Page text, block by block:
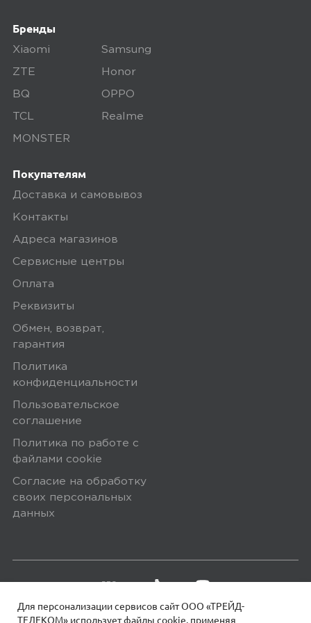
Для персонализации сервисов сайт ООО «ТРЕЙД-
ТЕЛЕКОМ» использует файлы сookie, применяя
поэтому товар доставляется во вскрытой
упаковке. Исключение составляют
некоторые виды товаров под
собственными марками.
Дополнительные вопросы вы можете
задать по телефону
Бренды
Xiaomi Samsung
ZTE Honor
BQ OPPO
TCL Realme
MONSTER
Покупателям
Доставка и самовывоз
Контакты
Адреса магазинов
Сервисные центры
Оплата
Реквизиты
Обмен, возврат,
гарантия
Политика
конфиденциальности
Пользовательское
соглашение
Политика по работе с
файлами сookie
Согласие на обработку
своих персональных
данных